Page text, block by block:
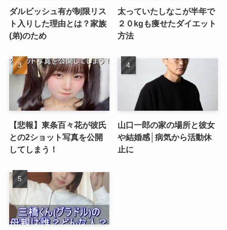
ダルビッシュ有が制限リス
ト入りした理由とは？家族
(弟)のため
太っていたしなこが半年で
２０kgも痩せたダイエット
方法
【悲報】東条百々花が彼氏
との2ショット写真を公開
してしまう！
山口一郎の家の場所と彼女
や結婚感│病気から活動休
止に